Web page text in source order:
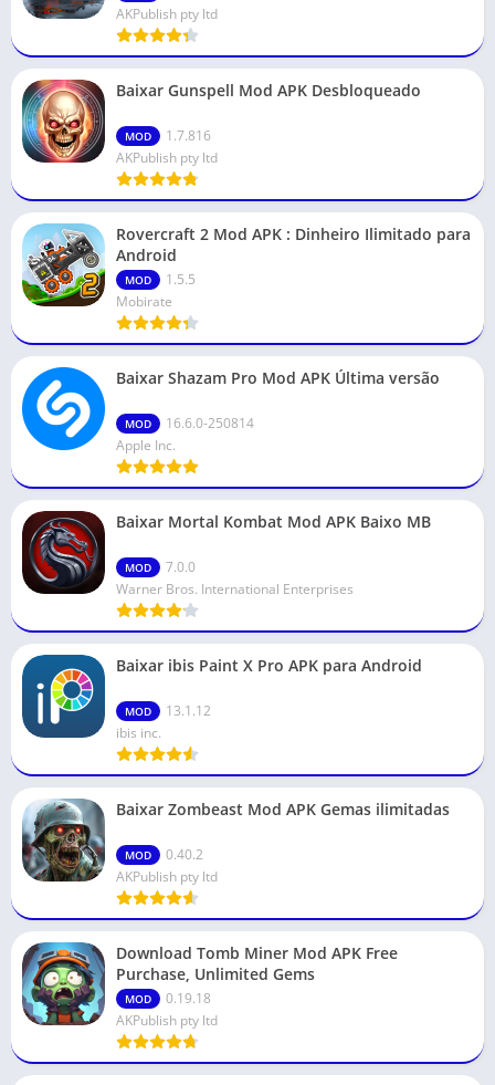
AKPublish pty ltd
Baixar Gunspell Mod APK Desbloqueado
MOD
1.7.816
AKPublish pty ltd
Rovercraft 2 Mod APK : Dinheiro Ilimitado para
Android
MOD
1.5.5
Mobirate
Baixar Shazam Pro Mod APK Última versão
MOD
16.6.0-250814
Apple Inc.
Baixar Mortal Kombat Mod APK Baixo MB
MOD
7.0.0
Warner Bros. International Enterprises
Baixar ibis Paint X Pro APK para Android
MOD
13.1.12
ibis inc.
Baixar Zombeast Mod APK Gemas ilimitadas
MOD
0.40.2
AKPublish pty ltd
Download Tomb Miner Mod APK Free
Purchase, Unlimited Gems
MOD
0.19.18
AKPublish pty ltd